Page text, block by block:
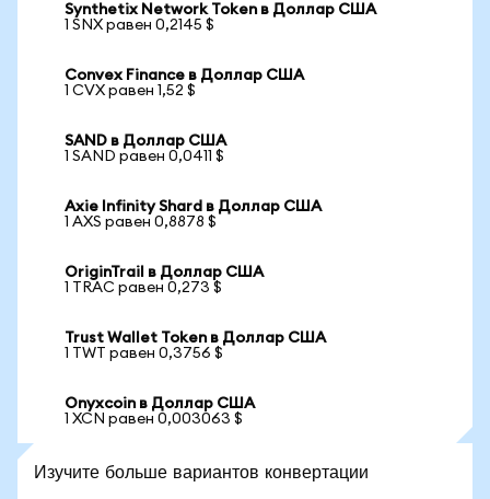
Synthetix Network Token в Доллар США
1 SNX равен 0,2145 $
Convex Finance в Доллар США
1 CVX равен 1,52 $
SAND в Доллар США
1 SAND равен 0,0411 $
Axie Infinity Shard в Доллар США
1 AXS равен 0,8878 $
OriginTrail в Доллар США
1 TRAC равен 0,273 $
Trust Wallet Token в Доллар США
1 TWT равен 0,3756 $
Onyxcoin в Доллар США
1 XCN равен 0,003063 $
Изучите больше вариантов конвертации